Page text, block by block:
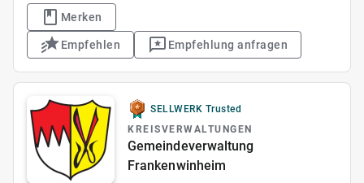
Merken
Empfehlen Empfehlung anfragen
SELLWERK Trusted
KREISVERWALTUNGEN
Gemeindeverwaltung
Frankenwinheim